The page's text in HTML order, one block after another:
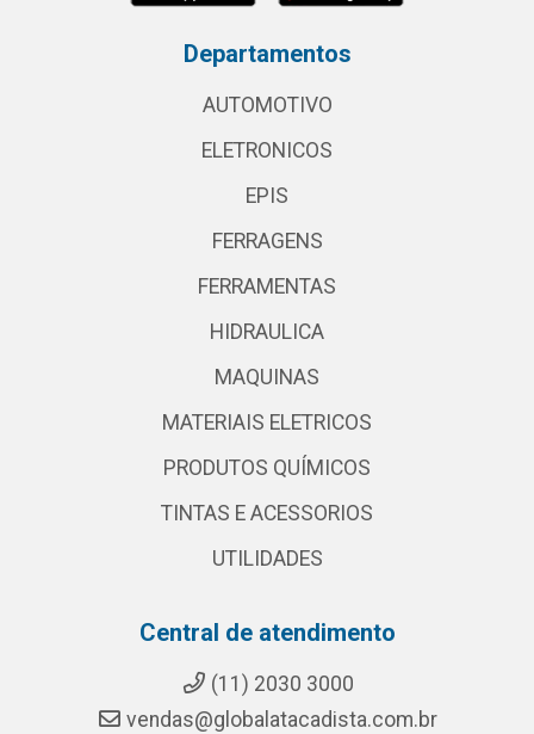
Departamentos
AUTOMOTIVO
ELETRONICOS
EPIS
FERRAGENS
FERRAMENTAS
HIDRAULICA
MAQUINAS
MATERIAIS ELETRICOS
PRODUTOS QUÍMICOS
TINTAS E ACESSORIOS
UTILIDADES
Central de atendimento
(11) 2030 3000
vendas@globalatacadista.com.br